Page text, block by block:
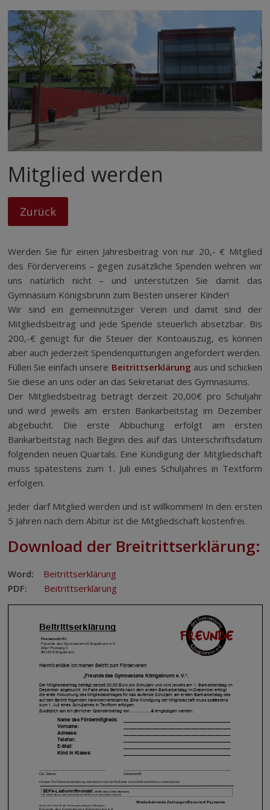
Mitglied werden
Werden Sie für einen Jahresbeitrag von nur 20,- € Mitglied
des Fördervereins – gegen zusätzliche Spenden wehren wir
uns natürlich nicht – und unterstützen Sie damit das
Gymnasium Königsbrunn zum Besten unserer Kinder!
Wir sind ein gemeinnütziger Verein und damit sind der
Mitgliedsbeitrag und jede Spende steuerlich absetzbar. Bis
200,-€ genügt für die Steuer der Kontoauszug, es können
aber auch jederzeit Spendenquittungen angefordert werden.
Füllen Sie einfach unsere Beitrittserklärung aus und schicken
Sie diese an uns oder an das Sekretariat des Gymnasiums.
Der Mitgliedsbeitrag beträgt derzeit 20,00€ pro Schuljahr
und wird jeweils am ersten Bankarbeitstag im Dezember
abgebucht. Die erste Abbuchung erfolgt am ersten
Bankarbeitstag nach Beginn des auf das Unterschriftsdatum
folgenden neuen Quartals. Eine Kündigung der Mitgliedschaft
muss spätestens zum 1. Juli eines Schuljahres in Textform
erfolgen.
Jeder darf Mitglied werden und ist willkommen! In den ersten
5 Jahren nach dem Abitur ist die Mitgliedschaft kostenfrei.
Download der Breitrittserklärung:
Word:
Beitrittserklärung
PDF:
Beitrittserklärung